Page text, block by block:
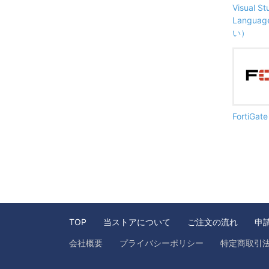
Visual
い）
TOP 当ストアについて ご注文の流れ 申
会社概要 プライバシーポリシー 特定商取引